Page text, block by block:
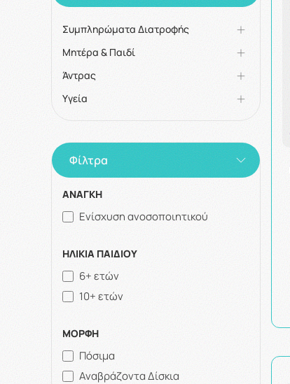
Συμπληρώματα Διατροφής
Μητέρα & Παιδί
Άντρας
Υγεία
Φίλτρα
ΑΝΑΓΚΗ
Ενίσχυση ανοσοποιητικού
ΗΛΙΚΙΑ ΠΑΙΔΙΟΥ
6+ ετών
10+ ετών
ΜΟΡΦΗ
Πόσιμα
Αναβράζοντα Δίσκια